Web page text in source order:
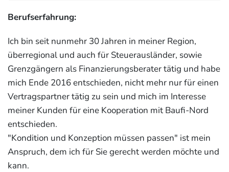
Berufserfahrung:
Ich bin seit nunmehr 30 Jahren in meiner Region,
überregional und auch für Steuerausländer, sowie
Grenzgängern als Finanzierungsberater tätig und habe
mich Ende 2016 entschieden, nicht mehr nur für einen
Vertragspartner tätig zu sein und mich im Interesse
meiner Kunden für eine Kooperation mit Baufi-Nord
entschieden.
"Kondition und Konzeption müssen passen" ist mein
Anspruch, dem ich für Sie gerecht werden möchte und
kann.